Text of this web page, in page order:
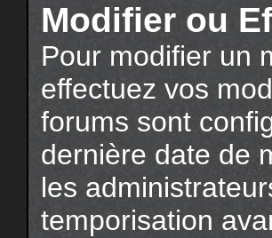
Modifier ou
Pour modifier un
effectuez vos
forums sont
dernière date de
les
temporisation